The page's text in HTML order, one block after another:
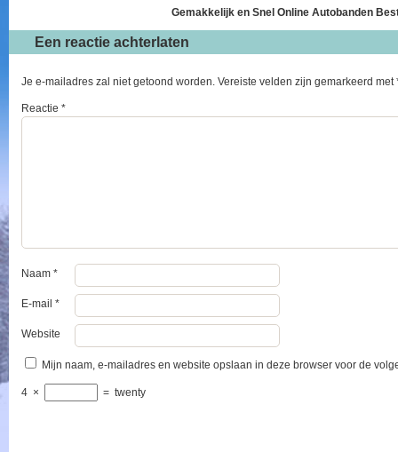
Gemakkelijk en Snel Online Autobanden
Een reactie achterlaten
Je e-mailadres zal niet getoond worden. Vereiste velden zijn gemarkeerd met
Reactie*
Naam*
E-mail*
Website
Mijn naam, e-mailadres en website opslaan in deze browser voor de
4 × = twenty